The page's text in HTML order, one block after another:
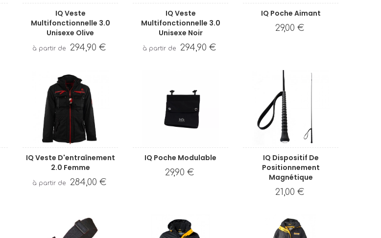
IQ Veste
Multifonctionnelle 3.0
Unisexe Olive
294,90 €
IQ Veste
Multifonctionnelle 3.0
Unisexe Noir
294,90 €
IQ Poche Aimant
29,00 €
IQ Veste D'entraînement
2.0 Femme
284,00 €
IQ Poche Modulable
29,90 €
IQ Dispositif De
Positionnement
Magnétique
21,00 €